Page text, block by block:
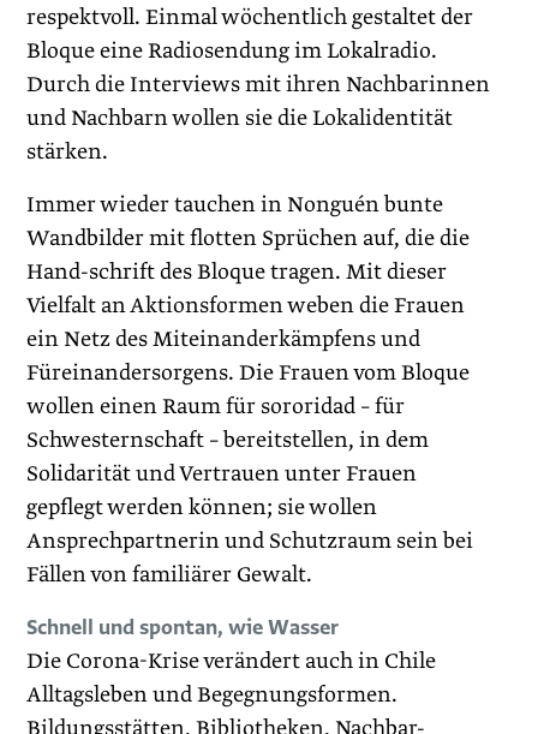
respektvoll. Einmal wöchentlich gestaltet der
Bloque eine Radiosendung im Lokalradio.
Durch die Interviews mit ihren Nachbarinnen
und Nachbarn wollen sie die Lokalidentität
stärken.
Immer wieder tauchen in Nonguén bunte
Wandbilder mit flotten Sprüchen auf, die die
Hand-schrift des Bloque tragen. Mit dieser
Vielfalt an Aktionsformen weben die Frauen
ein Netz des Miteinanderkämpfens und
Füreinandersorgens. Die Frauen vom Bloque
wollen einen Raum für sororidad – für
Schwesternschaft – bereitstellen, in dem
Solidarität und Vertrauen unter Frauen
gepflegt werden können; sie wollen
Ansprechpartnerin und Schutzraum sein bei
Fällen von familiärer Gewalt.
Schnell und spontan, wie Wasser
Die Corona-Krise verändert auch in Chile
Alltagsleben und Begegnungsformen.